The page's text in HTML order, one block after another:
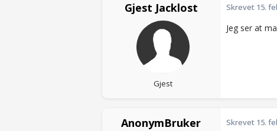
Gjest Jacklost
Gjest
Skrevet 15.
Jeg ser at
AnonymBruker Skrevet 15.